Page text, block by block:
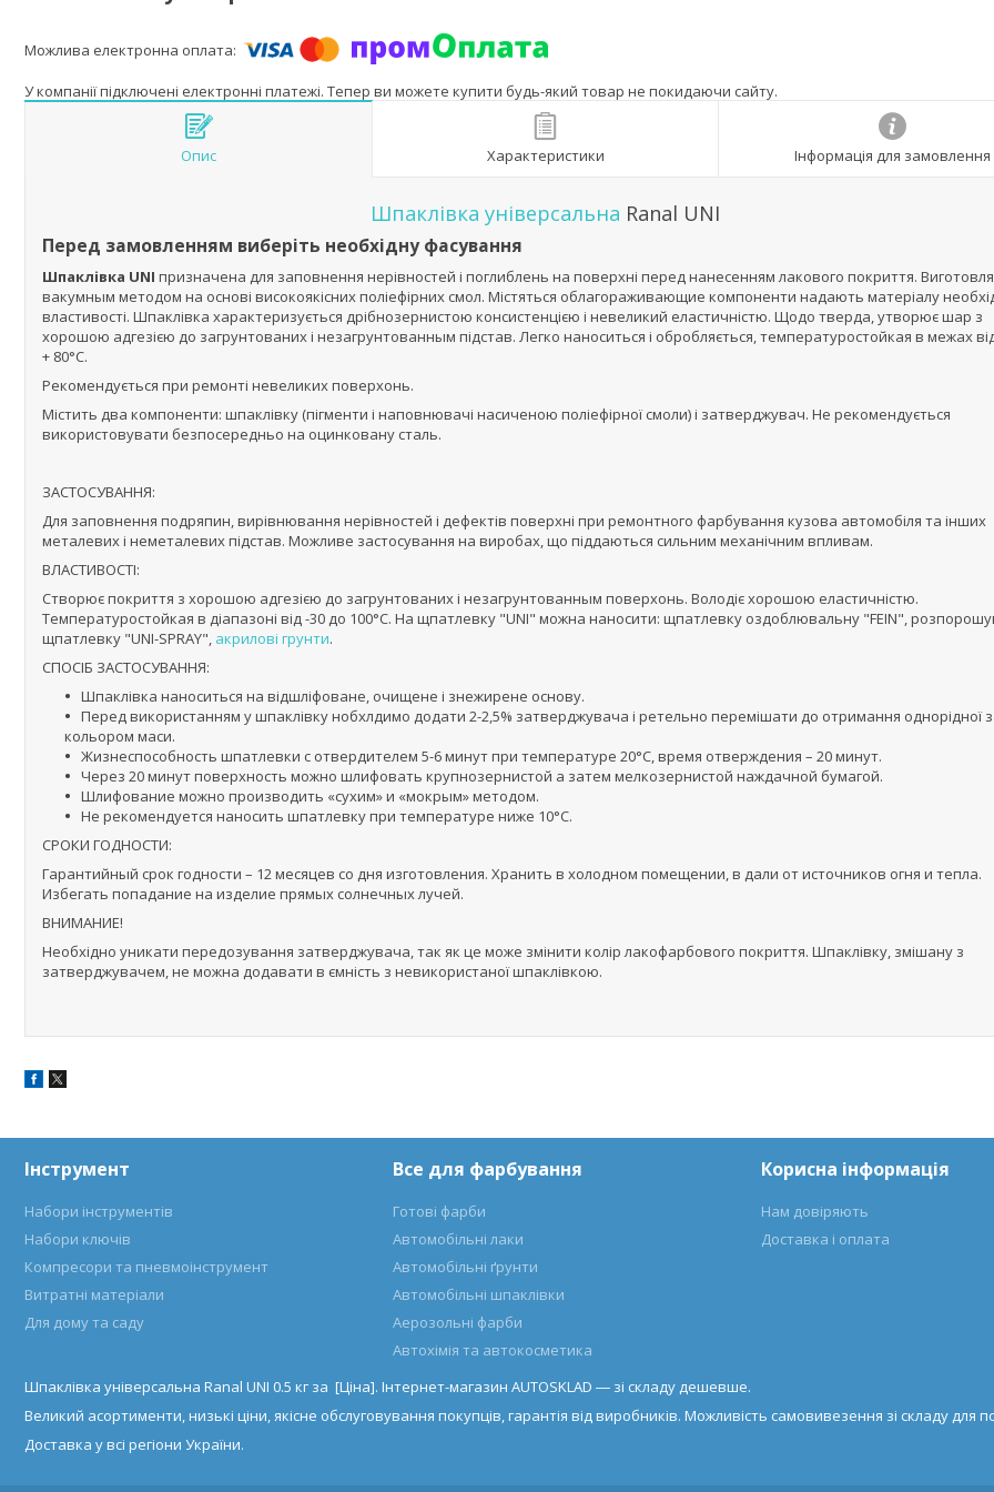
У компанії підключені електронні платежі. Тепер ви можете купити будь-який товар не покидаючи сайту.
Опис Характеристики Інформація для замовлення
Шпаклівка універсальна Ranal UNI
Перед замовленням виберіть необхідну фасування
Шпаклівка UNI призначена для заповнення нерівностей і поглиблень на поверхні перед нанесенням лакового покриття.
вакумным методом на основі високоякісних поліефірних смол. Містяться облагораживающие компоненти надають матеріалу
властивості. Шпаклівка характеризується дрібнозернистою консистенцією і невеликий еластичністю. Щодо тверда, утворює шар з
хорошою адгезією до загрунтованих і незагрунтованным підстав. Легко наноситься і обробляється, температуростойкая в межах
+ 80°C.
Рекомендується при ремонті невеликих поверхонь.
Містить два компоненти: шпаклівку (пігменти і наповнювачі насиченою поліефірної смоли) і затверджувач. Не рекомендується
використовувати безпосередньо на оцинковану сталь.
ЗАСТОСУВАННЯ:
Для заповнення подряпин, вирівнювання нерівностей і дефектів поверхні при ремонтного фарбування кузова автомобіля та інших
металевих і неметалевих підстав. Можливе застосування на виробах, що піддаються сильним механічним впливам.
ВЛАСТИВОСТІ:
Створює покриття з хорошою адгезією до загрунтованих і незагрунтованным поверхонь. Володіє хорошою еластичністю.
Температуростойкая в діапазоні від -30 до 100°С. На щпатлевку "UNI" можна наносити: щпатлевку оздоблювальну "FEIN",
щпатлевку "UNI-SPRAY", акрилові грунти.
СПОСІБ ЗАСТОСУВАННЯ:
Шпаклівка наноситься на відшліфоване, очищене і знежирене основу.
Перед використанням у шпаклівку нобхлдимо додати 2-2,5% затверджувача і ретельно перемішати до отримання однорідної
кольором маси.
Жизнеспособность шпатлевки с отвердителем 5-6 минут при температуре 20°С, время отверждения – 20 минут.
Через 20 минут поверхность можно шлифовать крупнозернистой а затем мелкозернистой наждачной бумагой.
Шлифование можно производить «сухим» и «мокрым» методом.
Не рекомендуется наносить шпатлевку при температуре ниже 10°С.
CРОКИ ГОДНОСТИ:
Гарантийный срок годности – 12 месяцев со дня изготовления. Хранить в холодном помещении, в дали от источников огня и тепла.
Избегать попадание на изделие прямых солнечных лучей.
ВНИМАНИЕ!
Необхідно уникати передозування затверджувача, так як це може змінити колір лакофарбового покриття. Шпаклівку, змішану з
затверджувачем, не можна додавати в ємність з невикористаної шпаклівкою.
Інструмент
Набори інструментів
Набори ключів
Компресори та пневмоінструмент
Витратні матеріали
Для дому та саду
Все для фарбування
Готові фарби
Автомобільні лаки
Автомобільні ґрунти
Автомобільні шпаклівки
Аерозольні фарби
Автохімія та автокосметика
Корисна інформація
Нам довіряють
Доставка і оплата
Шпаклівка універсальна Ranal UNI 0.5 кг за [Ціна]. Інтернет-магазин AUTOSKLAD ― зі складу дешевше.
Великий асортименти, низькі ціни, якісне обслуговування покупців, гарантія від виробників. Можливість самовивезення зі складу для
Доставка у всі регіони України.